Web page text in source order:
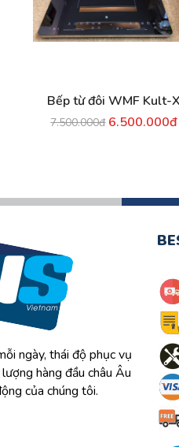
Bếp từ đôi WMF Kult-X
7.500.000đ 6.500.000đ
ngày, thái độ phục vụ
hàng đầu châu Âu
của chúng tôi.